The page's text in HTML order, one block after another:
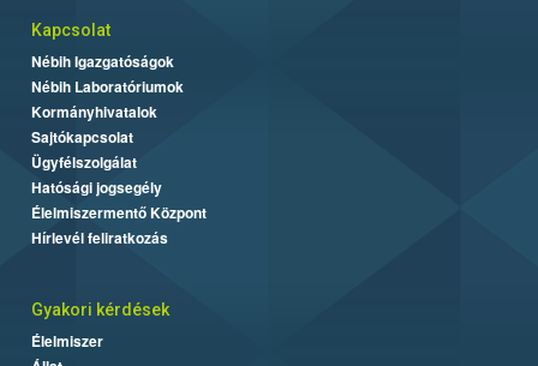
Kapcsolat
Nébih Igazgatóságok
Nébih Laboratóriumok
Kormányhivatalok
Sajtókapcsolat
Ügyfélszolgálat
Hatósági jogsegély
Élelmiszermentő Központ
Hírlevél feliratkozás
Gyakori kérdések
Élelmiszer